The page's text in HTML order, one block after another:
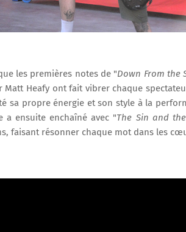
les premières notes de "Down From the
Heafy ont fait vibrer chaque
sa propre énergie et son style à la
a ensuite enchaîné avec "The Sin and
faisant résonner chaque mot dans les